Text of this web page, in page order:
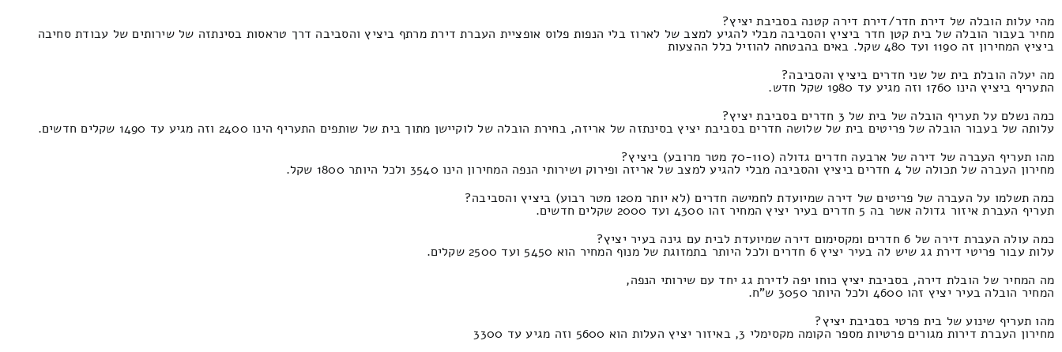
מהי עלות הובלה של דירת חדר/דירת דירה קטנה בסביבת יציץ?
מחיר בעבור הובלה של בית קטן חדר ביציץ והסביבה מבלי להגיע למצב של לארוז בלי הנפות פלוס אופציית העברת דירת מרתף ביציץ והסביבה דרך טראסות בסינתזה של שירותים של עבודת סחיבה
ביציץ המחירון זה 1190 ועד 480 שקל. באים בהבטחה להוזיל כלל ההצעות
מה יעלה הובלת בית של שני חדרים ביציץ והסביבה?
התעריף ביציץ הינו 1760 וזה מגיע עד 1980 שקל חדש.
כמה נשלם על תעריף הובלה של בית של 3 חדרים בסביבת יציץ?
עלותה של בעבור הובלה של פריטים בית של שלושה חדרים בסביבת יציץ בסינתזה של אריזה, בחירת הובלה של לוקיישן מתוך בית של שותפים התעריף הינו 2400 וזה מגיע עד 1490 שקלים חדשים.
מהו תעריף העברה של דירה של ארבעה חדרים גדולה (70-110 מטר מרובע) ביציץ?
מחירון העברה של תכולה של 4 חדרים ביציץ והסביבה מבלי להגיע למצב של אריזה ופירוק ושירותי הנפה המחירון הינו 3540 ולכל היותר 1800 שקל.
כמה תשלמו על העברה של פריטים של דירה שמיועדת לחמישה חדרים (לא יותר מ120 מטר רבוע) ביציץ והסביבה?
תעריף העברת איזור גדולה אשר בה 5 חדרים בעיר יציץ המחיר זהו 4300 ועד 2000 שקלים חדשים.
כמה עולה העברת דירה של 6 חדרים ומקסימום דירה שמיועדת לבית עם גינה בעיר יציץ?
עלות עבור פריטי דירת גג שיש לה בעיר יציץ 6 חדרים ולכל היותר בתמזוגת של מנוף המחיר הוא 5450 ועד 2500 שקלים.
מה המחיר של הובלת דירה, בסביבת יציץ כוחו יפה לדירת גג יחד עם שירותי הנפה,
המחיר הובלה בעיר יציץ זהו 4600 ולכל היותר 3050 ש"ח.
מהו תעריף שינוע של בית פרטי בסביבת יציץ?
מחירון העברת דירות מגורים פרטיות מספר הקומה מקסימלי 3, באיזור יציץ העלות הוא 5600 וזה מגיע עד 3300